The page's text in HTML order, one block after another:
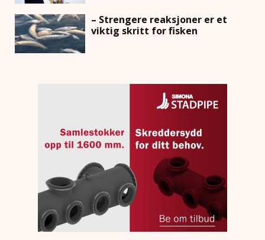
– Strengere reaksjoner er et
viktig skritt for fisken